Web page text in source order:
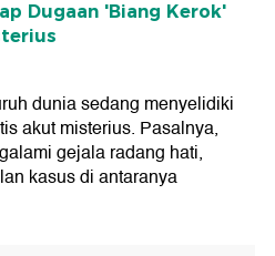
Dugaan 'Biang Kerok'
dunia sedang menyelidiki
akut misterius. Pasalnya,
gejala radang hati,
kasus di antaranya